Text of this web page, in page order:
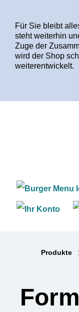
Für Sie bleibt
steht weiterhin
Zuge der
wird der Shop
weiterentwickelt.
Produkte